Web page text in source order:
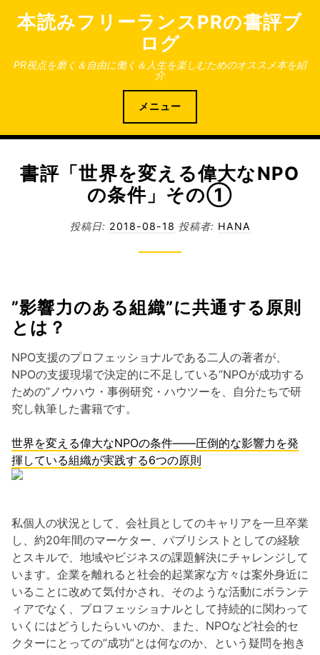
本読みフリーランスPRの書評ブ
ログ
PR視点を磨く＆自由に働く＆人生を楽しむためのオススメ本を紹
介
メニュー
書評「世界を変える偉大なNPO
の条件」その①
投稿日: 2018-08-18 投稿者: HANA
”影響力のある組織”に共通する原則
とは？
NPO支援のプロフェッショナルである二人の著者が、
NPOの支援現場で決定的に不足している”NPOが成功する
ための”ノウハウ・事例研究・ハウツーを、自分たちで研
究し執筆した書籍です。
世界を変える偉大なNPOの条件――圧倒的な影響力を発
揮している組織が実践する6つの原則
私個人の状況として、会社員としてのキャリアを一旦卒業
し、約20年間のマーケター、パブリシストとしての経験
とスキルで、地域やビジネスの課題解決にチャレンジして
います。企業を離れると社会的起業家な方々は案外身近に
いることに改めて気付かされ、そのような活動にボランテ
ィアでなく、プロフェッショナルとして持続的に関わって
いくにはどうしたらいいのか、また、NPOなど社会的セ
クターにとっての”成功”とは何なのか、という疑問を抱き